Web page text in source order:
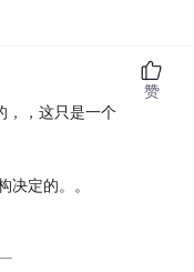
，，这只是一个
决定的。。
赞